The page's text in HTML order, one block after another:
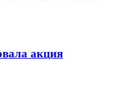
акция